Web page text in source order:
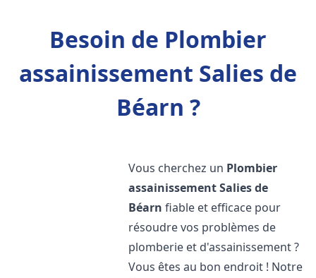
Besoin de Plombier
assainissement Salies de
Béarn ?
Vous cherchez un Plombier
assainissementSalies de
Béarn fiable et efficace pour
résoudre vos problèmes de
plomberie et d'assainissement ?
Vous êtes au bon endroit ! Notre